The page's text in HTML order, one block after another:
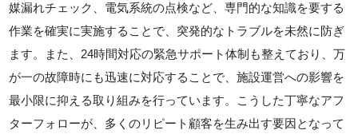
媒漏れチェック、電気系統の点検など、専門的な知識を要する
作業を確実に実施することで、突発的なトラブルを未然に防ぎ
ます。また、24時間対応の緊急サポート体制も整えており、万
が一の故障時にも迅速に対応することで、施設運営への影響を
最小限に抑える取り組みを行っています。こうした丁寧なアフ
ターフォローが、多くのリピート顧客を生み出す要因となって